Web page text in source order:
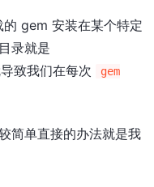
gem 安装在某个特定
录就是
致我们在每次
gem
简单直接的办法就是我